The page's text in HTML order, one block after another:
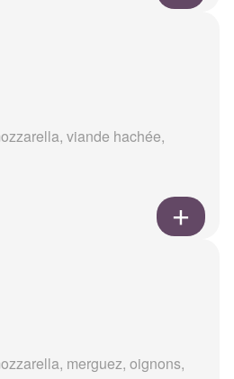
viande hachée,
merguez, oignons,